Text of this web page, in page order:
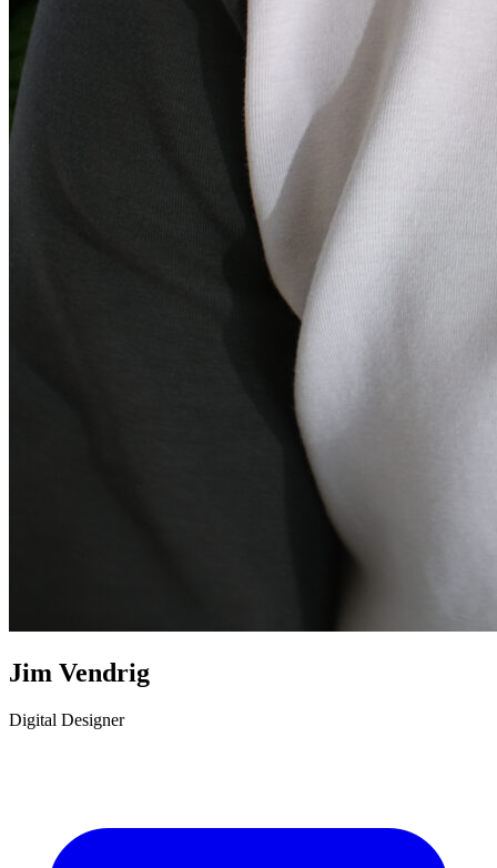
Jim Vendrig
Digital Designer